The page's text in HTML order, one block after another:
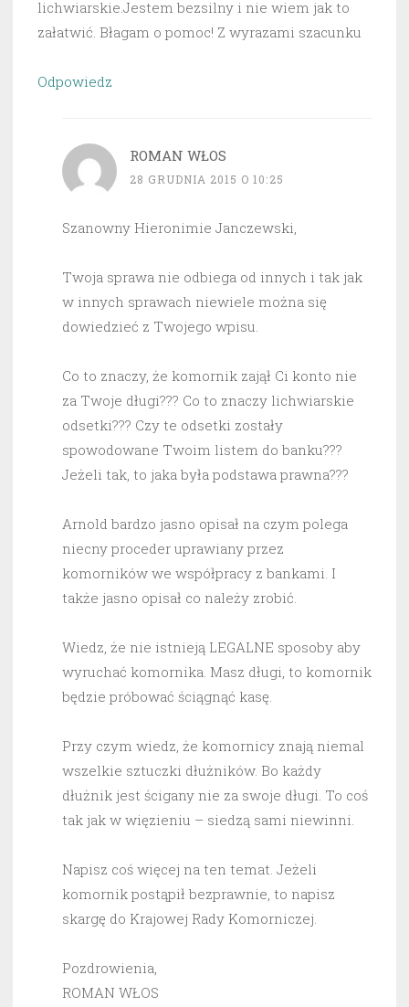
lichwiarskie.Jestem bezsilny i nie wiem jak to
załatwić. Błagam o pomoc! Z wyrazami szacunku
Odpowiedz
ROMAN WŁOS
28 GRUDNIA 2015 O 10:25
Szanowny Hieronimie Janczewski,
Twoja sprawa nie odbiega od innych i tak jak
w innych sprawach niewiele można się
dowiedzieć z Twojego wpisu.
Co to znaczy, że komornik zajął Ci konto nie
za Twoje długi??? Co to znaczy lichwiarskie
odsetki??? Czy te odsetki zostały
spowodowane Twoim listem do banku???
Jeżeli tak, to jaka była podstawa prawna???
Arnold bardzo jasno opisał na czym polega
niecny proceder uprawiany przez
komorników we współpracy z bankami. I
także jasno opisał co należy zrobić.
Wiedz, że nie istnieją LEGALNE sposoby aby
wyruchać komornika. Masz długi, to komornik
będzie próbować ściągnąć kasę.
Przy czym wiedz, że komornicy znają niemal
wszelkie sztuczki dłużników. Bo każdy
dłużnik jest ścigany nie za swoje długi. To coś
tak jak w więzieniu – siedzą sami niewinni.
Napisz coś więcej na ten temat. Jeżeli
komornik postąpił bezprawnie, to napisz
skargę do Krajowej Rady Komorniczej.
Pozdrowienia,
ROMAN WŁOS